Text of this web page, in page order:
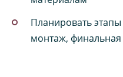
Планировать
монтаж, финальная